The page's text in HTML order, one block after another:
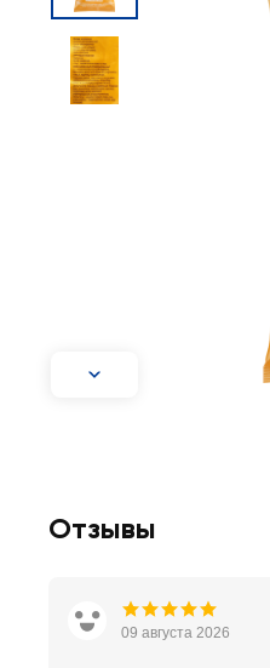
Отзывы
09 августа 2026